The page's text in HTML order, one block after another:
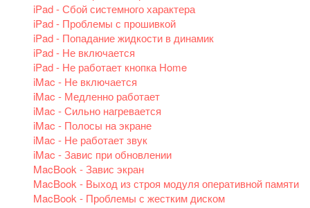
iPad - Сбой системного характера
iPad - Проблемы с прошивкой
iPad - Попадание жидкости в динамик
iPad - Не включается
iPad - Не работает кнопка Home
iMac - Не включается
iMac - Медленно работает
iMac - Сильно нагревается
iMac - Полосы на экране
iMac - Не работает звук
iMac - Завис при обновлении
MacBook - Завис экран
MacBook - Выход из строя модуля оперативной памяти
MacBook - Проблемы с жестким диском